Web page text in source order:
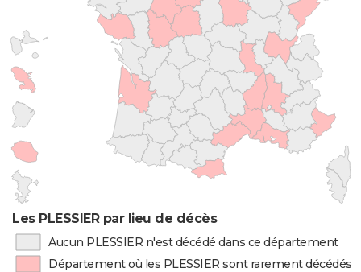
Les PLESSIER par lieu de décès
Aucun PLESSIER n'est décédé dans ce département
Département où les PLESSIER sont rarement décédés